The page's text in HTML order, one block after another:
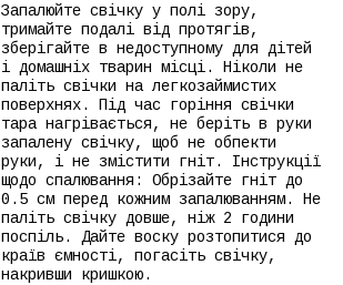
Запалюйте свічку у полі зору,
тримайте подалі від протягів,
зберігайте в недоступному для дітей
і домашніх тварин місці. Ніколи не
паліть свічки на легкозаймистих
поверхнях. Під час горіння свічки
тара нагрівається, не беріть в руки
запалену свічку, щоб не обпекти
руки, і не змістити гніт. Інструкції
щодо спалювання: Обрізайте гніт до
0.5 см перед кожним запалюванням. Не
паліть свічку довше, ніж 2 години
поспіль. Дайте воску розтопитися до
країв ємності, погасіть свічку,
накривши кришкою.